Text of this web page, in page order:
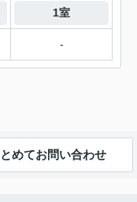
1室
-
めてお問い合わせ